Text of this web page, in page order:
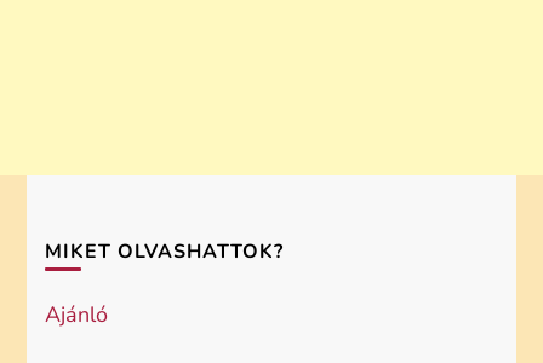
MIKET OLVASHATTOK?
Ajánló